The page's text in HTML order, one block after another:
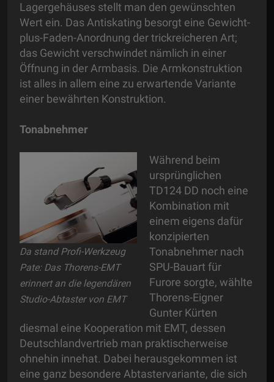
Lagergehäuses stellt man den gewünschten
Wert ein. Das Antiskating besorgt eine Gewicht-
plus-Faden-Anordnung der trickreicheren Art;
das Gewicht verschwindet nämlich in einer
Öffnung in der Armbasis. Die Armkonstruktion
ist alles in allem eine zu erwartende Variante
einer bewährten Konstruktion.
Tonabnehmer
Da stand Profi-Werkzeug
Pate: Das Thorens-EMT
erinnert an die legendären
Studio-Abtaster von EMT
Während beim
ursprünglichen
TD124 DD noch eine
Kombination mit
einem eigens dafür
konzipierten
Tonabnehmer nach
SPU-Bauart für
Furore sorgte, wählte
Thorens-Eigner
Gunter Kürten
diesmal eine Kooperation mit EMT, dessen
Deutschlandvertrieb man praktischerweise
ohnehin innehat. Dabei herausgekommen ist
eine ganz besondere Abtastervariante, die sich